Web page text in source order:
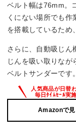
ベルト幅は76mm。
くにない場所でも作
を搭載しているため
さらに、自動吸じん
じんを吸い取りな
ベルトサンダーです。
Amazonで見